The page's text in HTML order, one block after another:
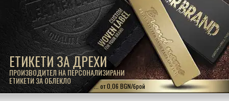
ЕТИКЕТИ ЗА ДРЕХИ
ПРОИЗВОДИТЕЛ НА ПЕРСОНАЛИЗИРАНИ
ЕТИКЕТИ ЗА ОБЛЕКЛО
... от 0,06 BGN/брой